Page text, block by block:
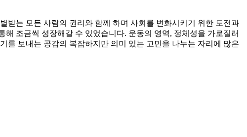
받는 모든 사람의 권리와 함께 하며 사회를 변화시키기 위한 도전과
조금씩 성장해갈 수 있었습니다. 운동의 영역, 정체성을 가로질러
를 보내는 공감의 복잡하지만 의미 있는 고민을 나누는 자리에 많은